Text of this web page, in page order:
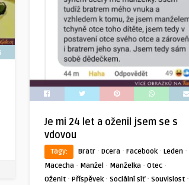
Je mi 24 let a oženil jsem se s
vdovou
Tagy: Bratr · Dcera · Facebook· Leden ·
Macecha · Manžel · Manželka · Otec ·
Oženit · Příspěvek· Sociální síť· Souvislost ·